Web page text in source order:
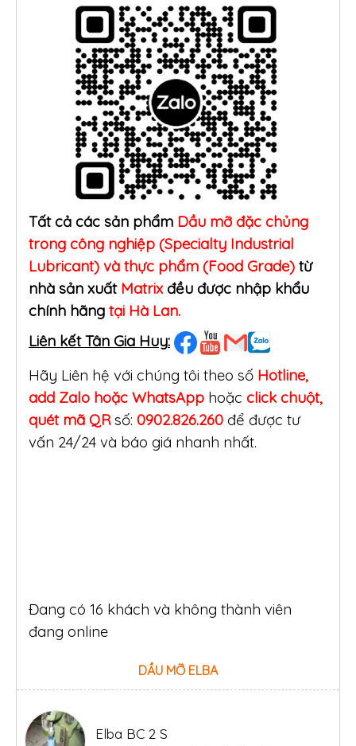
Tất cả các sản phẩm Dầu mỡ đặc chủng
trong công nghiệp (Specialty Industrial
Lubricant) và thực phẩm (Food Grade) từ
nhà sản xuấtMatrix đều được nhập khẩu
chính hãng tại Hà Lan.
Liên kết Tân Gia Huy:
Hãy Liên hệ với chúng tôi theo số Hotline,
add Zalo hoặc WhatsApp hoặc click chuột,
quét mã QRsố: 0902.826.260 để được tư
vấn 24/24 và báo giá nhanh nhất.
Đang có 16 khách và không thành viên
đang online
DẦU MỠ ELBA
Elba BC 2 S